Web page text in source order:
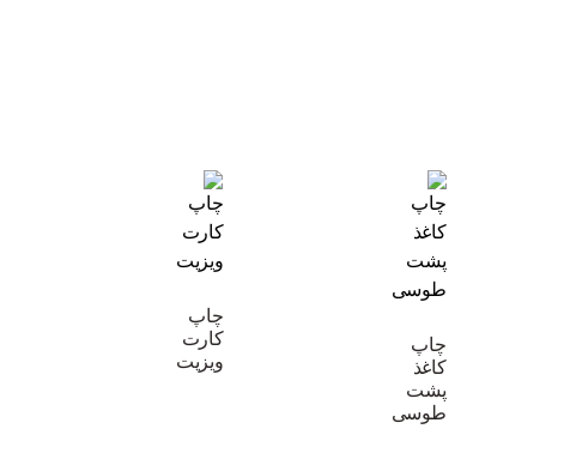
چاپ
کاغذ
پشت
طوسی
چاپ
کارت
ویزیت